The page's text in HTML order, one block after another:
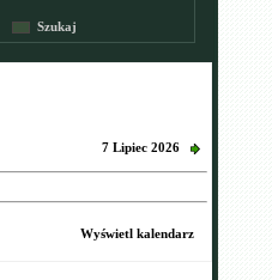
Szukaj
7 Lipiec 2026
Wyświetl kalendarz